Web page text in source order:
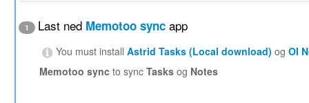
1 Last ned Memotoo sync app
You must installAstrid Tasks (Local download) ogOI
Memotoo sync to syncTasks og Notes